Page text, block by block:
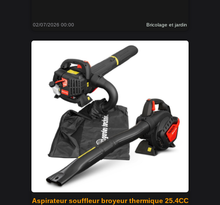
02/07/2026 00:00 Bricolage et jardin
Aspirateur souffleur broyeur thermique 25.4CC